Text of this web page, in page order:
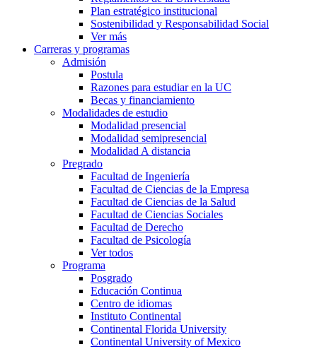
Plan estratégico institucional
Sostenibilidad y Responsabilidad Social
Ver más
Carreras y programas
Admisión
Postula
Razones para estudiar en la UC
Becas y financiamiento
Modalidades de estudio
Modalidad presencial
Modalidad semipresencial
Modalidad A distancia
Pregrado
Facultad de Ingeniería
Facultad de Ciencias de la Empresa
Facultad de Ciencias de la Salud
Facultad de Ciencias Sociales
Facultad de Derecho
Facultad de Psicología
Ver todos
Programa
Posgrado
Educación Continua
Centro de idiomas
Instituto Continental
Continental Florida University
Continental University of Mexico